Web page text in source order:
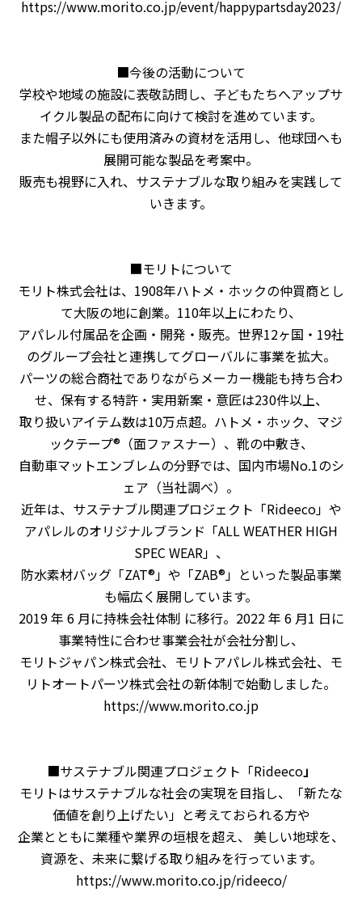
https://www.morito.co.jp/event/happypartsday2023/
■今後の活動について
学校や地域の施設に表敬訪問し、子どもたちへアップサ
イクル製品の配布に向けて検討を進めています。
また帽子以外にも使用済みの資材を活用し、他球団へも
展開可能な製品を考案中。
販売も視野に入れ、サステナブルな取り組みを実践して
いきます。
■モリトについて
モリト株式会社は、1908年ハトメ・ホックの仲買商とし
て大阪の地に創業。110年以上にわたり、
アパレル付属品を企画・開発・販売。世界12ヶ国・19社
のグループ会社と連携してグローバルに事業を拡大。
パーツの総合商社でありながらメーカー機能も持ち合わ
せ、保有する特許・実用新案・意匠は230件以上、
取り扱いアイテム数は10万点超。ハトメ・ホック、マジ
ックテープ®（面ファスナー）、靴の中敷き、
自動車マットエンブレムの分野では、国内市場No.1のシ
ェア（当社調べ）。
近年は、サステナブル関連プロジェクト「Rideeco」や
アパレルのオリジナルブランド「ALL WEATHER HIGH
SPEC WEAR」、
防水素材バッグ「ZAT®」や「ZAB®」といった製品事業
も幅広く展開しています。
2019 年 6 月に持株会社体制 に移行。2022 年 6 月1 日に
事業特性に合わせ事業会社が会社分割し、
モリトジャパン株式会社、モリトアパレル株式会社、モ
リトオートパーツ株式会社の新体制で始動しました。
https://www.morito.co.jp
■サステナブル関連プロジェクト「Rideeco」
モリトはサステナブルな社会の実現を目指し、「新たな
価値を創り上げたい」と考えておられる方や
企業とともに業種や業界の垣根を超え、 美しい地球を、
資源を、未来に繋げる取り組みを行っています。
https://www.morito.co.jp/rideeco/